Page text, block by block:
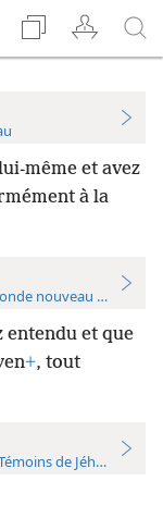
​même et avez
à la
nouveau (avec
entendu et que
+, tout
de Jéhovah